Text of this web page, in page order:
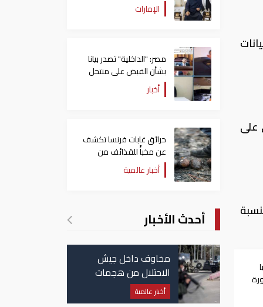
الماضي على
ويتبادل الأحاديث الودية
الإمارات
مصر: "الداخلية" تصدر بيانا
بشأن القبض على منتحل
صفة قاضي للاستيلاء على
المواطنين
أخبار
حرائق غابات فرنسا تكشف
عن مخبأً للقذائف من
الحرب العالمية الثانية
أخبار عالمية
أحدث الأخبار
مخاوف داخل جيش
الاحتلال من هجمات
للمليشيات الإيرانية في
العراق
أخبار عالمية